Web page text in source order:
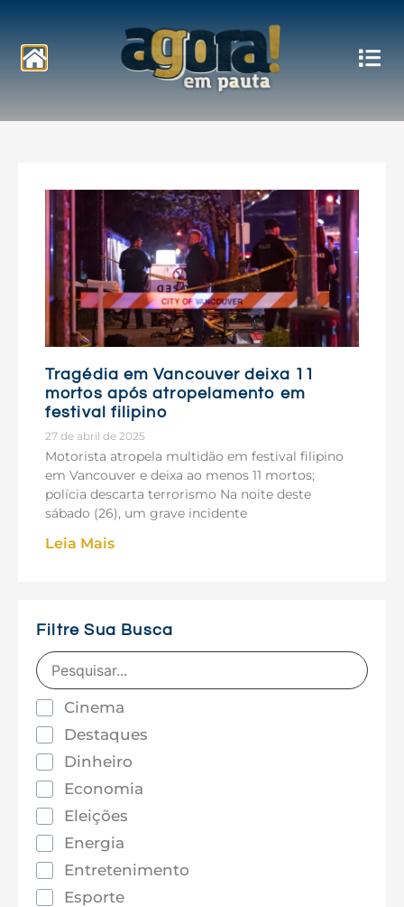
Notícias
Tragédia em Vancouver deixa 11
mortos após atropelamento em
festival filipino
27 de abril de 2025
Motorista atropela multidão em festival filipino
em Vancouver e deixa ao menos 11 mortos;
polícia descarta terrorismo Na noite deste
sábado (26), um grave incidente
Leia Mais
Filtre Sua Busca
Cinema
Destaques
Dinheiro
Economia
Eleições
Energia
Entretenimento
Esporte